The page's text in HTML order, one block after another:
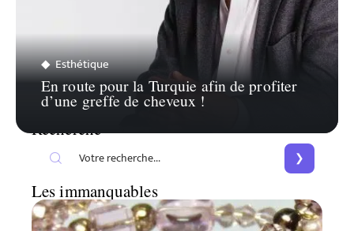
Esthétique
En route pour la Turquie afin de profiter
d’une greffe de cheveux !
Recherche
Les immanquables